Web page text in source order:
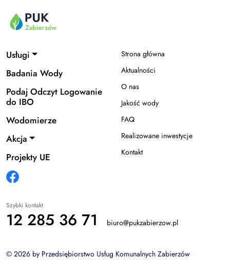
Usługi
Badania Wody
Podaj Odczyt Logowanie
do IBO
Wodomierze
Akcja
Projekty UE
Strona główna
Aktualności
O nas
Jakość wody
FAQ
Realizowane inwestycje
Kontakt
Szybki kontakt
12 285 36 71 biuro@pukzabierzow.pl
© 2026 by Przedsiębiorstwo Usług Komunalnych Zabierzów